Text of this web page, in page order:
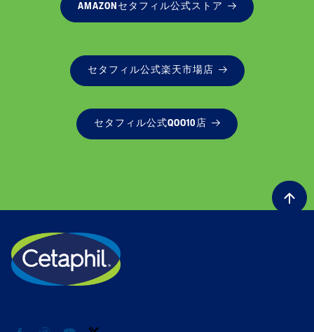
AMAZONセタフィル公式ストア
セタフィル公式楽天市場店
セタフィル公式QOO10店